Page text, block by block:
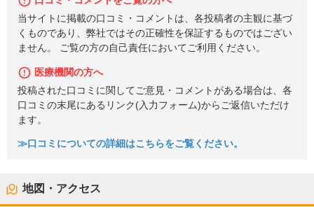
当サイトに掲載の口コミ・コメントは、各投稿者の主観に基づ
くものであり、弊社ではその正確性を保証するものではござい
ません。 ご覧の方の自己責任においてご利用ください。
医療機関の方へ
投稿された口コミに関してご意見・コメントがある場合は、各
口コミの末尾にあるリンク(入力フォーム)からご返信いただけ
ます。
≫口コミについての詳細はこちらをご覧ください。
地図・アクセス